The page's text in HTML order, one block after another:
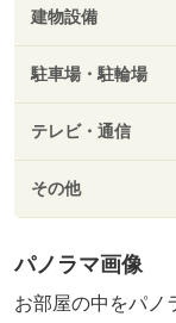
建物設備
駐車場・駐輪場
テレビ・通信
その他
パノラマ画像
お部屋の中をパノ